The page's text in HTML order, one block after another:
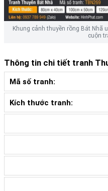
Khung cảnh thuyền rồng Bát Nhã
cuộn
Thông tin chi tiết tranh
Mã số tranh:
Kích thước tranh: